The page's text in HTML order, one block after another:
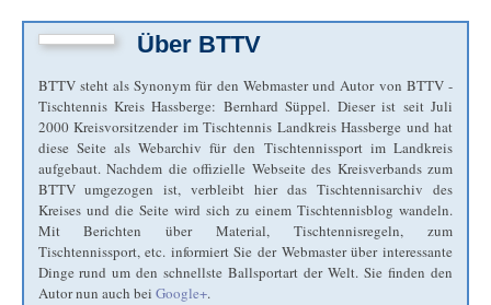
Über BTTV
BTTV steht als Synonym für den Webmaster und Autor von BTTV -
Tischtennis Kreis Hassberge: Bernhard Süppel. Dieser ist seit Juli
2000 Kreisvorsitzender im Tischtennis Landkreis Hassberge und hat
diese Seite als Webarchiv für den Tischtennissport im Landkreis
aufgebaut. Nachdem die offizielle Webseite des Kreisverbands zum
BTTV umgezogen ist, verbleibt hier das Tischtennisarchiv des
Kreises und die Seite wird sich zu einem Tischtennisblog wandeln.
Mit Berichten über Material, Tischtennisregeln, zum
Tischtennissport, etc. informiert Sie der Webmaster über interessante
Dinge rund um den schnellste Ballsportart der Welt. Sie finden den
Autor nun auch bei Google+.